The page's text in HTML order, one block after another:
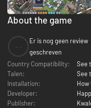
About the game
Er is nog geen review
geschreven
Country Compatibility:
See
Talen:
See
Installation:
Developer:
Publisher: